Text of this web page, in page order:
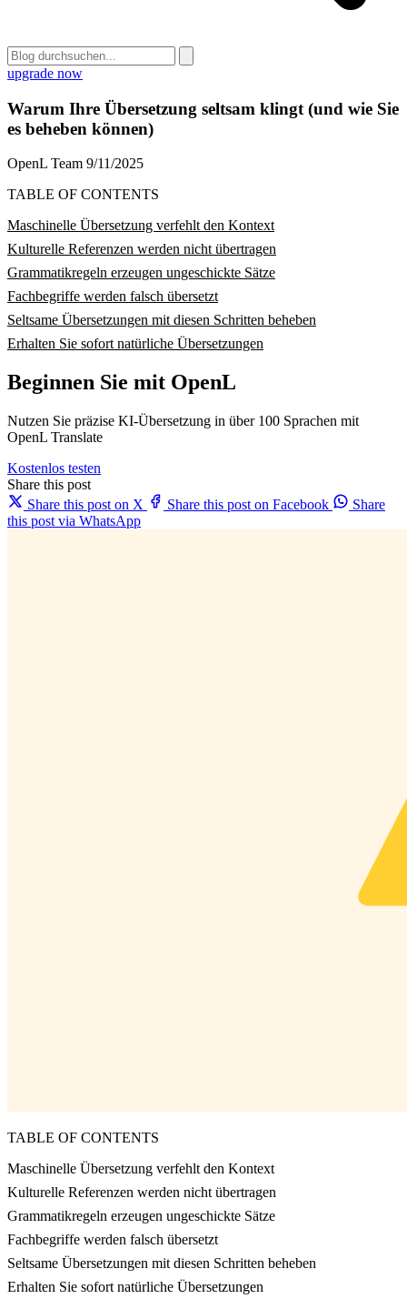
upgrade now
Warum Ihre Übersetzung seltsam klingt (und wie Sie
es beheben können)
OpenL Team 9/11/2025
TABLE OF CONTENTS
Maschinelle Übersetzung verfehlt den Kontext
Kulturelle Referenzen werden nicht übertragen
Grammatikregeln erzeugen ungeschickte Sätze
Fachbegriffe werden falsch übersetzt
Seltsame Übersetzungen mit diesen Schritten beheben
Erhalten Sie sofort natürliche Übersetzungen
Beginnen Sie mit OpenL
Nutzen Sie präzise KI-Übersetzung in über 100 Sprachen mit
OpenL Translate
Kostenlos testen
Share this post
Share this post on X
Share this post on Facebook
Share
this post via WhatsApp
TABLE OF CONTENTS
Maschinelle Übersetzung verfehlt den Kontext
Kulturelle Referenzen werden nicht übertragen
Grammatikregeln erzeugen ungeschickte Sätze
Fachbegriffe werden falsch übersetzt
Seltsame Übersetzungen mit diesen Schritten beheben
Erhalten Sie sofort natürliche Übersetzungen